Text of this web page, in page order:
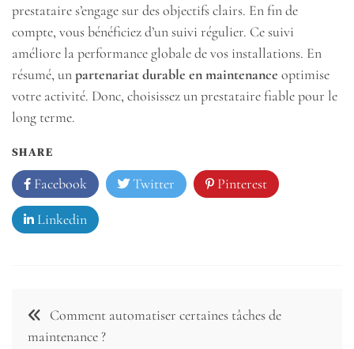
prestataire s’engage sur des objectifs clairs. En fin de
compte, vous bénéficiez d’un suivi régulier. Ce suivi
améliore la performance globale de vos installations. En
résumé, unpartenariat durable en maintenance optimise
votre activité. Donc, choisissez un prestataire fiable pour le
long terme.
SHARE
Facebook Twitter Pinterest
Linkedin
Navigation
de
Comment automatiser certaines tâches de
maintenance ?